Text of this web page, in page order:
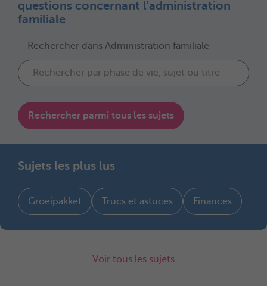
questions concernant l'administration
familiale
Rechercher dans Administration familiale
Rechercher parmi tous les sujets
Sujets les plus lus
Groeipakket Trucs et astuces Finances
Voir tous les sujets